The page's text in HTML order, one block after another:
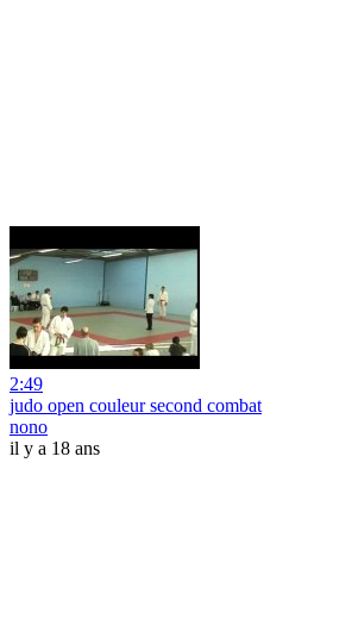
2:49
judo open couleur second combat
nono
il y a 18 ans